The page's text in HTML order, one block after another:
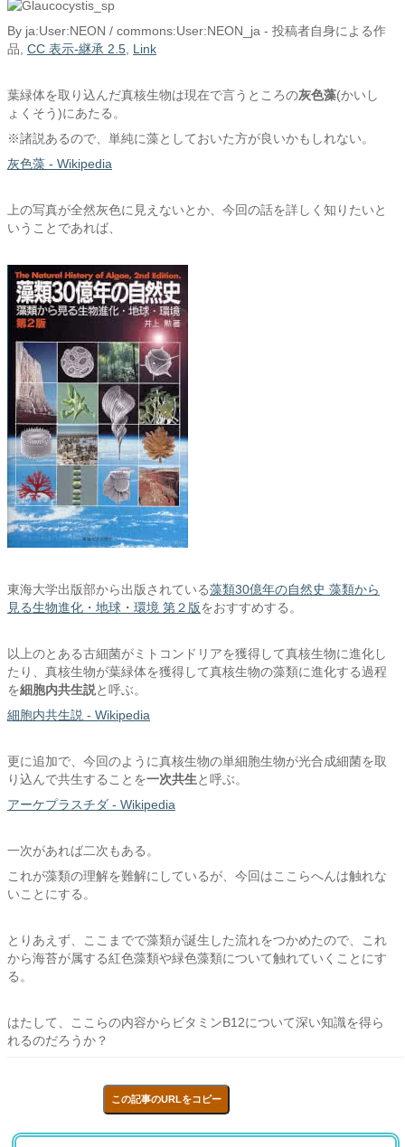
By ja:User:NEON / commons:User:NEON_ja - 投稿者自身による作
品 CC 表示-継承 2.5 Link
葉緑体を取り込んだ真核生物は現在で言うところの灰色藻(かいし
ょくそう)にあたる。
※諸説あるので、単純に藻としておいた方が良いかもしれない。
灰色藻 - Wikipedia
上の写真が全然灰色に見えないとか、今回の話を詳しく知りたいと
いうことであれば、
東海大学出版部から出版されている藻類30億年の自然史 藻類から
見る生物進化・地球・環境 第２版をおすすめする。
以上のとある古細菌がミトコンドリアを獲得して真核生物に進化し
たり、真核生物が葉緑体を獲得して真核生物の藻類に進化する過程
を細胞内共生説と呼ぶ。
細胞内共生説 - Wikipedia
更に追加で、今回のように真核生物の単細胞生物が光合成細菌を取
り込んで共生することを一次共生と呼ぶ。
アーケプラスチダ - Wikipedia
一次があれば二次もある。
これが藻類の理解を難解にしているが、今回はここらへんは触れな
いことにする。
とりあえず、ここまでで藻類が誕生した流れをつかめたので、これ
から海苔が属する紅色藻類や緑色藻類について触れていくことにす
る。
はたして、ここらの内容からビタミンB12について深い知識を得ら
れるのだろうか？
この記事のURLをコピー